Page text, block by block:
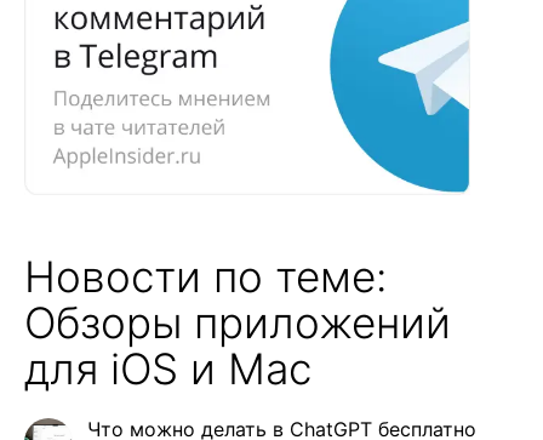
Новости по теме:
Обзоры приложений
для iOS и Mac
Что можно делать в ChatGPT бесплатно